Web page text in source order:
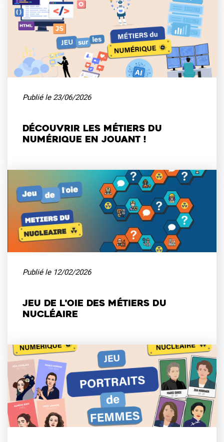
Publié le 23/06/2026
Découvrir les métiers du
numérique en jouant !
Publié le 12/02/2026
Jeu de l'oie des métiers du
nucléaire